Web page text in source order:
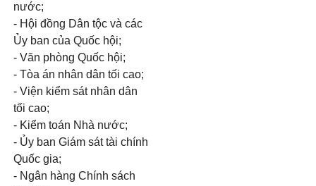
nước;
- Hội đồng Dân tộc và các
Ủy ban của Quốc hội;
- Văn phòng Quốc hội;
- Tòa án nhân dân tối cao;
- Viện kiểm sát nhân dân
tối cao;
- Kiểm toán Nhà nước;
- Ủy ban Giám sát tài chính
Quốc gia;
- Ngân hàng Chính sách